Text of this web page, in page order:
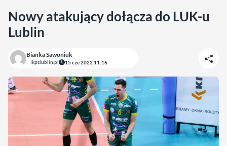
Nowy atakujący dołącza do LUK-u
Lublin
Bianka Sawoniuk
lkpslublin.pl 15 cze 2022 11:16